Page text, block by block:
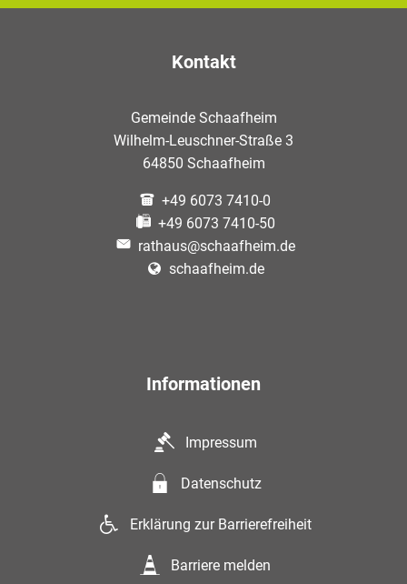
Kontakt
Gemeinde Schaafheim
Wilhelm-Leuschner-Straße 3
64850 Schaafheim
+49 6073 7410-0
+49 6073 7410-50
rathaus@schaafheim.de
schaafheim.de
Informationen
Impressum
Datenschutz
Erklärung zur Barrierefreiheit
Barriere melden